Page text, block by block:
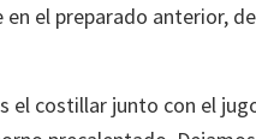
el preparado anterior,
el costillar junto con el